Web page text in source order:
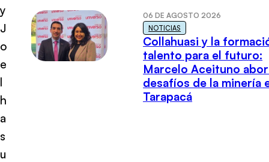
y
J
o
e
l
h
a
s
u
06 DE AGOSTO 2026
NOTICIAS
Collahuasi y la
talento para el futuro:
Marcelo Aceituno
desafíos de la minería
Tarapacá